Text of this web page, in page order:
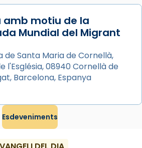
sorgeix la tradició
(“relatiu a Júlia”) i
a Semprònia =
seves. I l’any 1667, el
Roig, afirma en una obra
filles de l’antiga Iluro.
1772. L’ofici que es canta
Santes” (“Missa de
amb motiu de la
Mundial del Migrant
de Santa Maria de Cornellà,
l'Església, 08940 Cornellà de
Barcelona, Espanya
Esdeveniments